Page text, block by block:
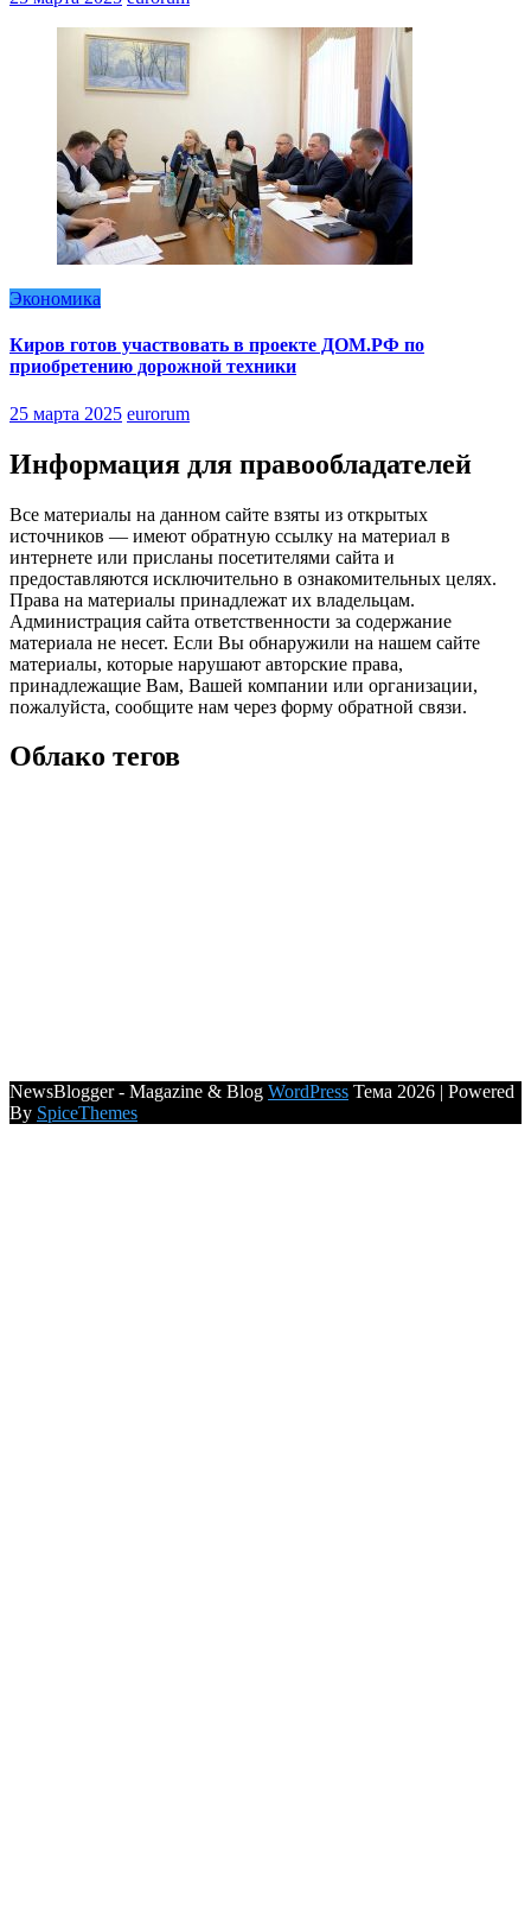
Экономика
Киров готов участвовать в проекте ДОМ.РФ по
приобретению дорожной техники
25 марта 2025 eurorum
Информация для правообладателей
Все материалы на данном сайте взяты из открытых
источников — имеют обратную ссылку на материал в
интернете или присланы посетителями сайта и
предоставляются исключительно в ознакомительных целях.
Права на материалы принадлежат их владельцам.
Администрация сайта ответственности за содержание
материала не несет. Если Вы обнаружили на нашем сайте
материалы, которые нарушают авторские права,
принадлежащие Вам, Вашей компании или организации,
пожалуйста, сообщите нам через форму обратной связи.
Облако тегов
NewsBlogger - Magazine & Blog WordPress Тема 2026 | Powered
By SpiceThemes